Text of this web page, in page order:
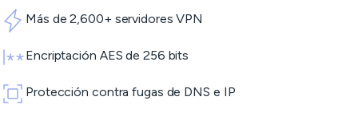
Más de 2,600+ servidores VPN
Encriptación AES de 256 bits
Protección contra fugas de DNS e IP